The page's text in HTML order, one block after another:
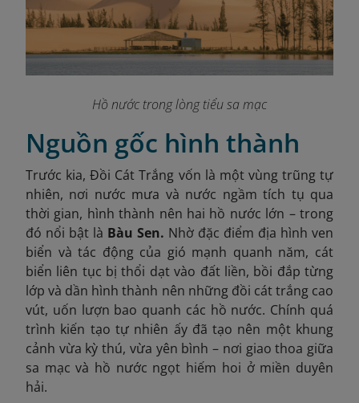
Hồ nước trong lòng tiểu sa mạc
Nguồn gốc hình thành
Trước kia, Đồi Cát Trắng vốn là một vùng trũng tự
nhiên, nơi nước mưa và nước ngầm tích tụ qua
thời gian, hình thành nên hai hồ nước lớn – trong
đó nổi bật là Bàu Sen. Nhờ đặc điểm địa hình ven
biển và tác động của gió mạnh quanh năm, cát
biển liên tục bị thổi dạt vào đất liền, bồi đắp từng
lớp và dần hình thành nên những đồi cát trắng cao
vút, uốn lượn bao quanh các hồ nước. Chính quá
trình kiến tạo tự nhiên ấy đã tạo nên một khung
cảnh vừa kỳ thú, vừa yên bình – nơi giao thoa giữa
sa mạc và hồ nước ngọt hiếm hoi ở miền duyên
hải.